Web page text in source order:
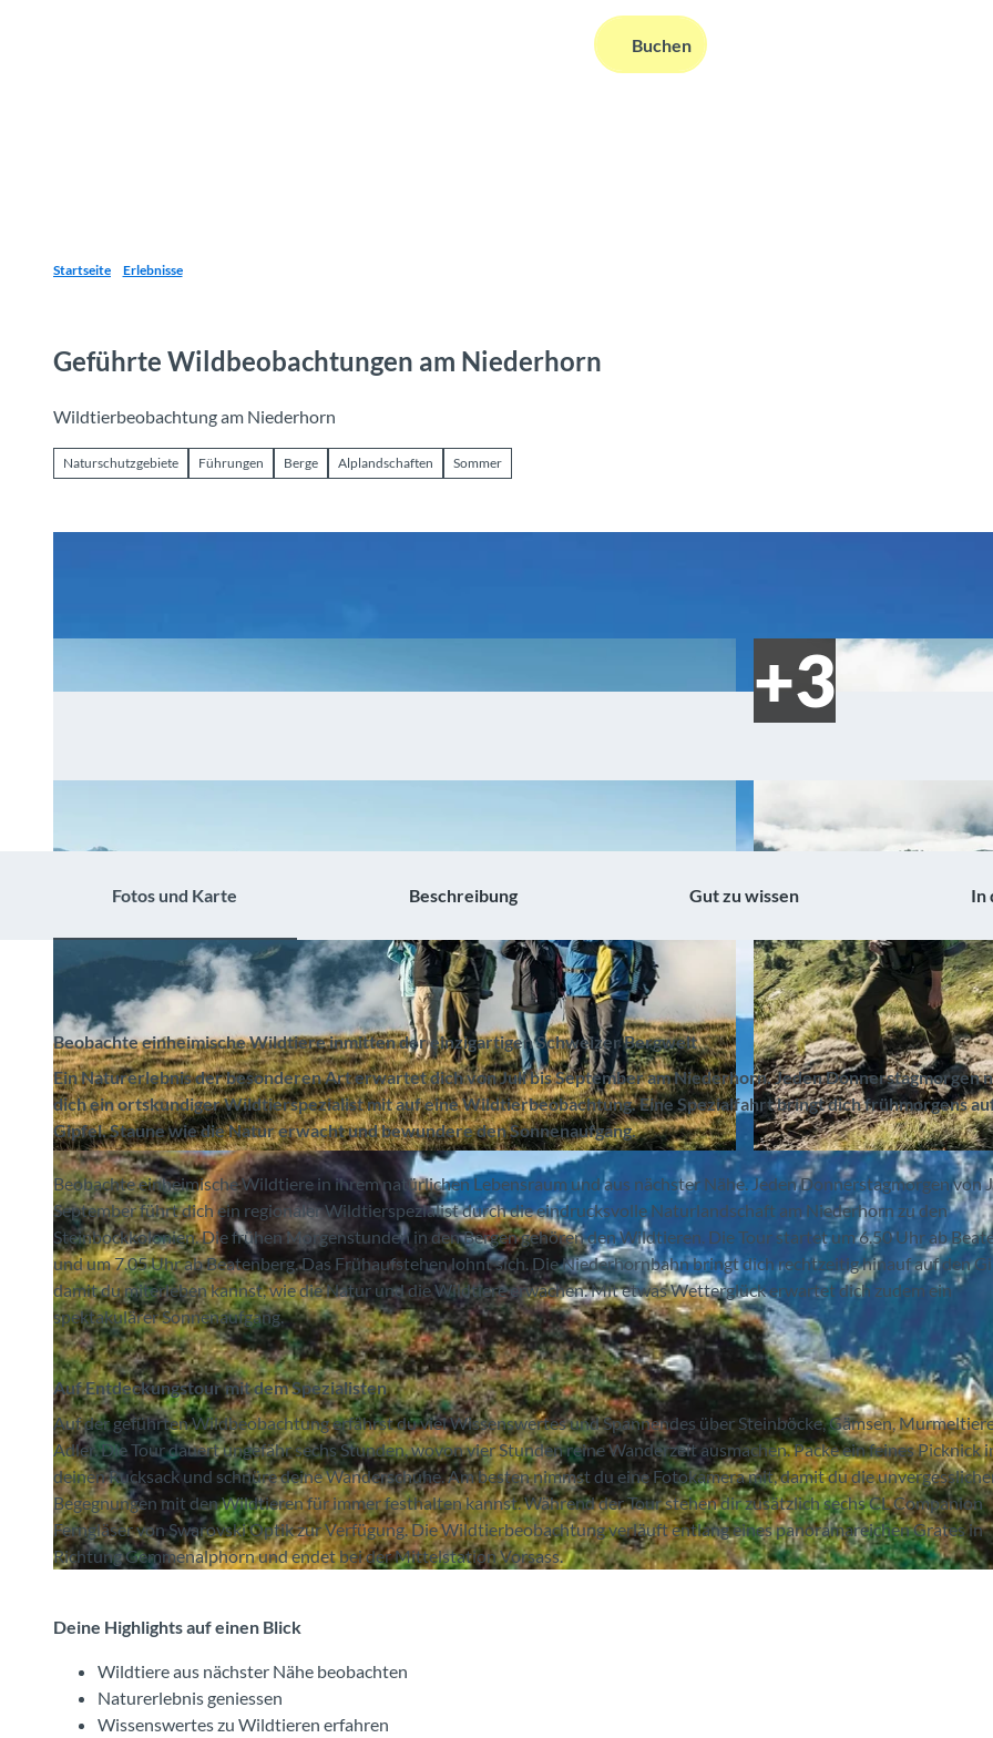
Informationen
Suche Buchen
Startseite Erlebnisse
Geführte Wildbeobachtungen am Niederhorn
Wildtierbeobachtung am Niederhorn
Naturschutzgebiete Führungen Berge Alplandschaften Sommer
© Niederhornbahn AG, Interlaken Tourismus | CC-BY-SA © Niederhornbahn AG, Interlaken Tourismus |CC-BY-
Fotos und Karte Beschreibung Gut zu wissen In
Beobachte einheimische Wildtiere inmitten der einzigartigen Schweizer Bergwelt
Ein Naturerlebnis der besonderen Art erwartet dich von Juli bis September am Niederhorn. Jeden Donnerstagmorgen
dich ein ortskundiger Wildtierspezialist mit auf eine Wildtierbeobachtung. Eine Spezialfahrt bringt dich frühmorgens
Gipfel. Staune wie die Natur erwacht und bewundere den Sonnenaufgang.
Beobachte einheimische Wildtiere in ihrem natürlichen Lebensraum und aus nächster Nähe. Jeden Donnerstagmorgen von
September führt dich ein regionaler Wildtierspezialist durch die eindrucksvolle Naturlandschaft am Niederhorn zu den
Steinbockkolonien. Die frühen Morgenstunden in den Bergen gehören den Wildtieren. Die Tour startet um 6.50 Uhr ab
und um 7.05 Uhr ab Beatenberg. Das Frühaufstehen lohnt sich. Die Niederhornbahn bringt dich rechtzeitig hinauf auf den
damit du miterleben kannst, wie die Natur und die Wildtiere erwachen. Mit etwas Wetterglück erwartet dich zudem ein
spektakulärer Sonnenaufgang.
Auf Entdeckungstour mit dem Spezialisten
Auf der geführten Wildbeobachtung erfährst du viel Wissenswertes und Spannendes über Steinböcke, Gämsen,
Adler. Die Tour dauert ungefähr sechs Stunden, wovon vier Stunden reine Wanderzeit ausmachen. Packe ein feines Picknick
deinen Rucksack und schnüre deine Wanderschuhe. Am besten nimmst du eine Fotokamera mit, damit du die
Begegnungen mit den Wildtieren für immer festhalten kannst. Während der Tour stehen dir zusätzlich sechs CL Companion
Ferngläser von Swarovski Optik zur Verfügung. Die Wildtierbeobachtung verläuft entlang eines panoramareichen Grates in
Richtung Gemmenalphorn und endet bei der Mittelstation Vorsass.
Deine Highlights auf einen Blick
Wildtiere aus nächster Nähe beobachten
Naturerlebnis geniessen
Wissenswertes zu Wildtieren erfahren